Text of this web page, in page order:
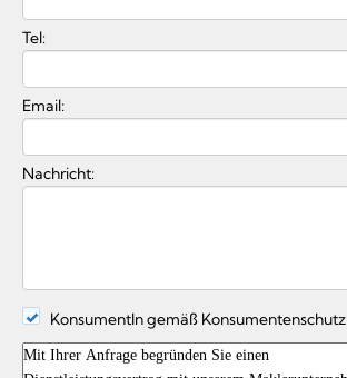
Tel:
Email:
Nachricht:
KonsumentIn gemäß Konsumentenschutz